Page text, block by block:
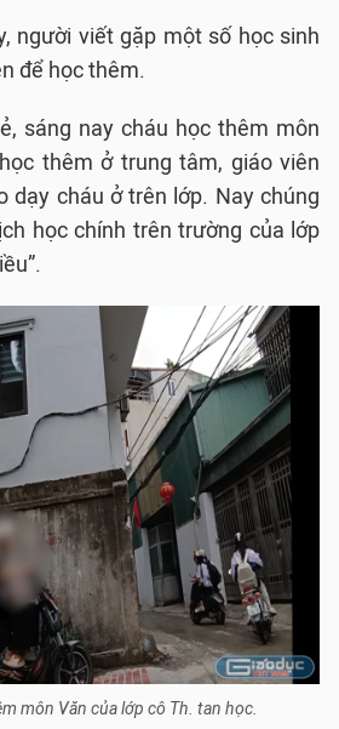
người viết gặp một số học sinh
để học thêm.
sáng nay cháu học thêm môn
thêm ở trung tâm, giáo viên
dạy cháu ở trên lớp. Nay chúng
học chính trên trường của lớp
môn Văn của lớp cô Th. tan học.